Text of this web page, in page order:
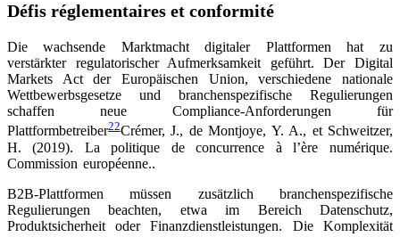
Défis réglementaires et conformité
Die wachsende Marktmacht digitaler Plattformen hat zu
verstärkter regulatorischer Aufmerksamkeit geführt. Der Digital
Markets Act der Europäischen Union, verschiedene nationale
Wettbewerbsgesetze und branchenspezifische Regulierungen
schaffen neue Compliance-Anforderungen für
Plattformbetreiber22Crémer, J., de Montjoye, Y. A., et Schweitzer,
H. (2019). La politique de concurrence à l’ère numérique.
Commission européenne..
B2B-Plattformen müssen zusätzlich branchenspezifische
Regulierungen beachten, etwa im Bereich Datenschutz,
Produktsicherheit oder Finanzdienstleistungen. Die Komplexität